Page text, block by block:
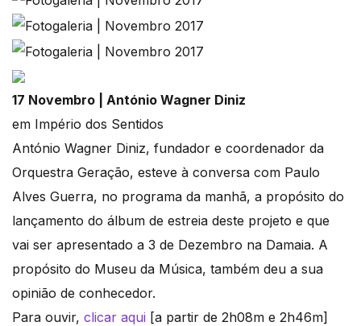
17 Novembro | António Wagner Diniz
em Império dos Sentidos
António Wagner Diniz, fundador e coordenador da
Orquestra Geração, esteve à conversa com Paulo
Alves Guerra, no programa da manhã, a propósito do
lançamento do álbum de estreia deste projeto e que
vai ser apresentado a 3 de Dezembro na Damaia. A
propósito do Museu da Música, também deu a sua
opinião de conhecedor.
Para ouvir, clicar aqui [a partir de 2h08m e 2h46m]